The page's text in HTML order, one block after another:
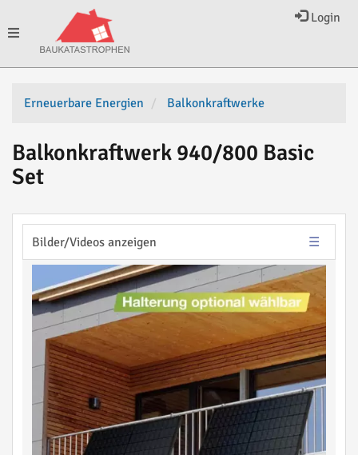
Login
Toggle
navigation
Erneuerbare Energien Balkonkraftwerke
Balkonkraftwerk 940/800 Basic
Set
Bilder/Videos anzeigen